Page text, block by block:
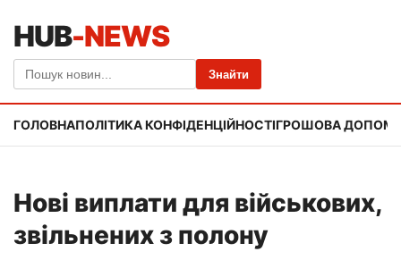
HUB-NEWS
Знайти
ГОЛОВНАПОЛІТИКА КОНФІДЕНЦІЙНОСТІГРОШОВА
Нові виплати для військових,
звільнених з полону